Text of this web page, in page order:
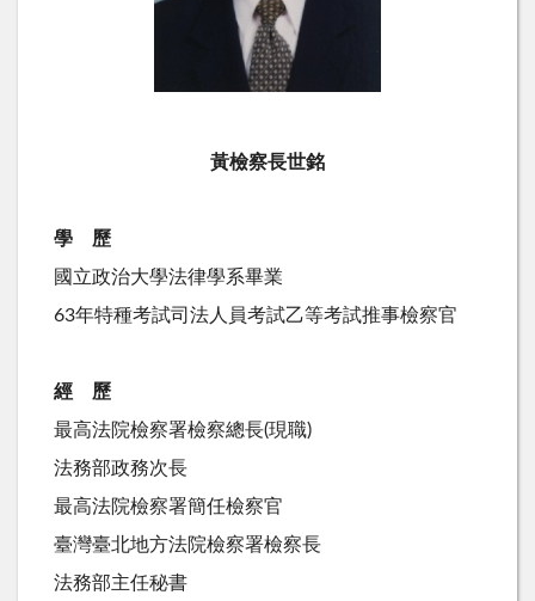
黃檢察長世銘
學 歷
國立政治大學法律學系畢業
63年特種考試司法人員考試乙等考試推事檢察官
經 歷
最高法院檢察署檢察總長(現職)
法務部政務次長
最高法院檢察署簡任檢察官
臺灣臺北地方法院檢察署檢察長
法務部主任秘書